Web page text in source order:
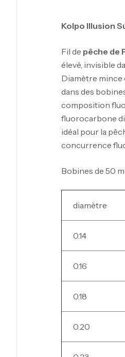
Kolpo Illusion
Fil de pêche de
élevé, invisible
Diamètre mince
dans des
composition
fluorocarbone
idéal pour la
concurrence
Bobines de 50
diamètre
0.14
0.16
0.18
0.20